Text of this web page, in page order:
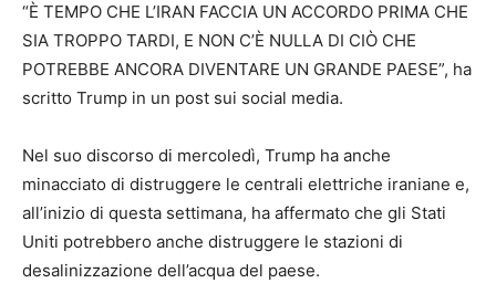
“È TEMPO CHE L’IRAN FACCIA UN ACCORDO PRIMA CHE
SIA TROPPO TARDI, E NON C’È NULLA DI CIÒ CHE
POTREBBE ANCORA DIVENTARE UN GRANDE PAESE”, ha
scritto Trump in un post sui social media.
Nel suo discorso di mercoledì, Trump ha anche
minacciato di distruggere le centrali elettriche iraniane e,
all’inizio di questa settimana, ha affermato che gli Stati
Uniti potrebbero anche distruggere le stazioni di
desalinizzazione dell’acqua del paese.